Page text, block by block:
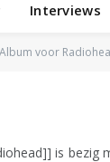
Interviews
voor
is bezig